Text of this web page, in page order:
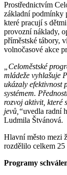
Prostřednictvím
základní podmínky
které pracují s
provozní náklady,
příměstské tábory,
volnočasové akce
„Celoměstské
mládeže vyhlašuje
ukázaly efektivnost
systémem.
rozvoj aktivit, které
jevů,“uvedla radní
Ludmila Štvánová.
Hlavní město mezi
rozdělilo celkem
Programy